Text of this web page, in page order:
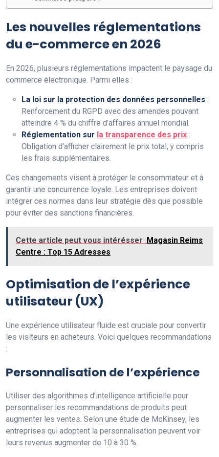
Les nouvelles réglementations
du e-commerce en 2026
En 2026, plusieurs réglementations impactent le paysage du
commerce électronique. Parmi elles :
La loi sur la protection des données personnelles :
Renforcement du RGPD avec des amendes pouvant
atteindre 4 % du chiffre d’affaires annuel mondial.
Réglementation sur la transparence des prix :
Obligation d’afficher clairement le prix total, y compris
les frais supplémentaires.
Ces changements visent à protéger le consommateur et à
garantir une concurrence loyale. Les entreprises doivent
intégrer ces normes dans leur stratégie dès que possible
pour éviter des sanctions financières.
Cette article peut vous intérésser Magasin Reims
Centre : Top 15 Adresses
Optimisation de l’expérience
utilisateur (UX)
Une expérience utilisateur fluide est cruciale pour convertir
les visiteurs en acheteurs. Voici quelques recommandations
:
Personnalisation de l’expérience
Utiliser des algorithmes d’intelligence artificielle pour
personnaliser les recommandations de produits peut
augmenter les ventes. Selon une étude de McKinsey, les
entreprises qui adoptent la personnalisation peuvent voir
leurs revenus augmenter de 10 à 30 %.